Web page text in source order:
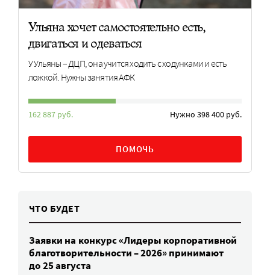
Ульяна хочет самостоятельно есть,
двигаться и одеваться
У Ульяны – ДЦП, она учится ходить с ходунками и есть
ложкой. Нужны занятия АФК
162 887 руб. Нужно 398 400 руб.
ПОМОЧЬ
ЧТО БУДЕТ
Заявки на конкурс «Лидеры корпоративной
благотворительности – 2026» принимают
до 25 августа